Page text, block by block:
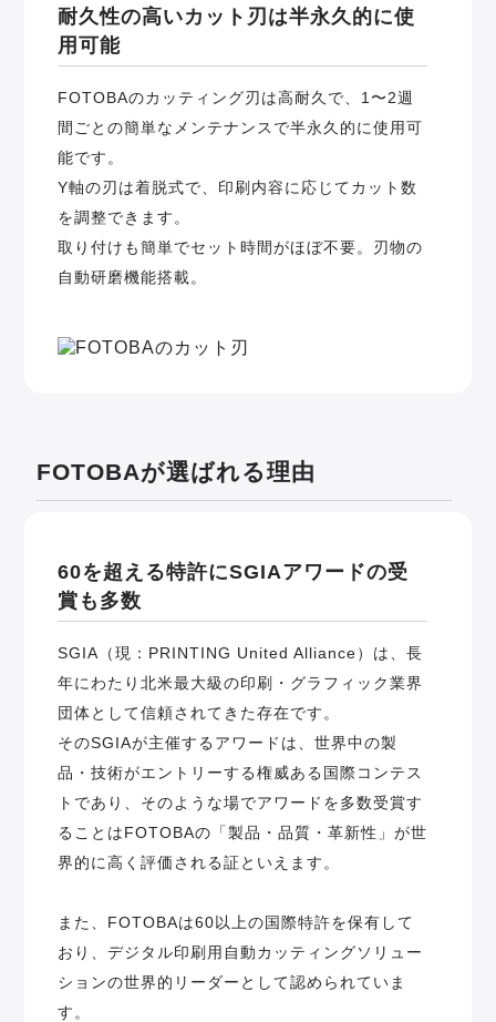
耐久性の高いカット刃は半永久的に使
用可能
FOTOBAのカッティング刃は高耐久で、1〜2週
間ごとの簡単なメンテナンスで半永久的に使用可
能です。
Y軸の刃は着脱式で、印刷内容に応じてカット数
を調整できます。
取り付けも簡単でセット時間がほぼ不要。刃物の
自動研磨機能搭載。
FOTOBAが選ばれる理由
60を超える特許にSGIAアワードの受
賞も多数
SGIA（現：PRINTING United Alliance）は、長
年にわたり北米最大級の印刷・グラフィック業界
団体として信頼されてきた存在です。
そのSGIAが主催するアワードは、世界中の製
品・技術がエントリーする権威ある国際コンテス
トであり、そのような場でアワードを多数受賞す
ることはFOTOBAの「製品・品質・革新性」が世
界的に高く評価される証といえます。
また、FOTOBAは60以上の国際特許を保有して
おり、デジタル印刷用自動カッティングソリュー
ションの世界的リーダーとして認められていま
す。